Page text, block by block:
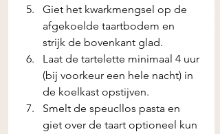
Giet het kwarkmengsel op de
afgekoelde taartbodem en
strijk de bovenkant glad.
Laat de tartelette minimaal 4 uur
(bij voorkeur een hele nacht) in
de koelkast opstijven.
Smelt de speucllos pasta en
giet over de taart optioneel kun